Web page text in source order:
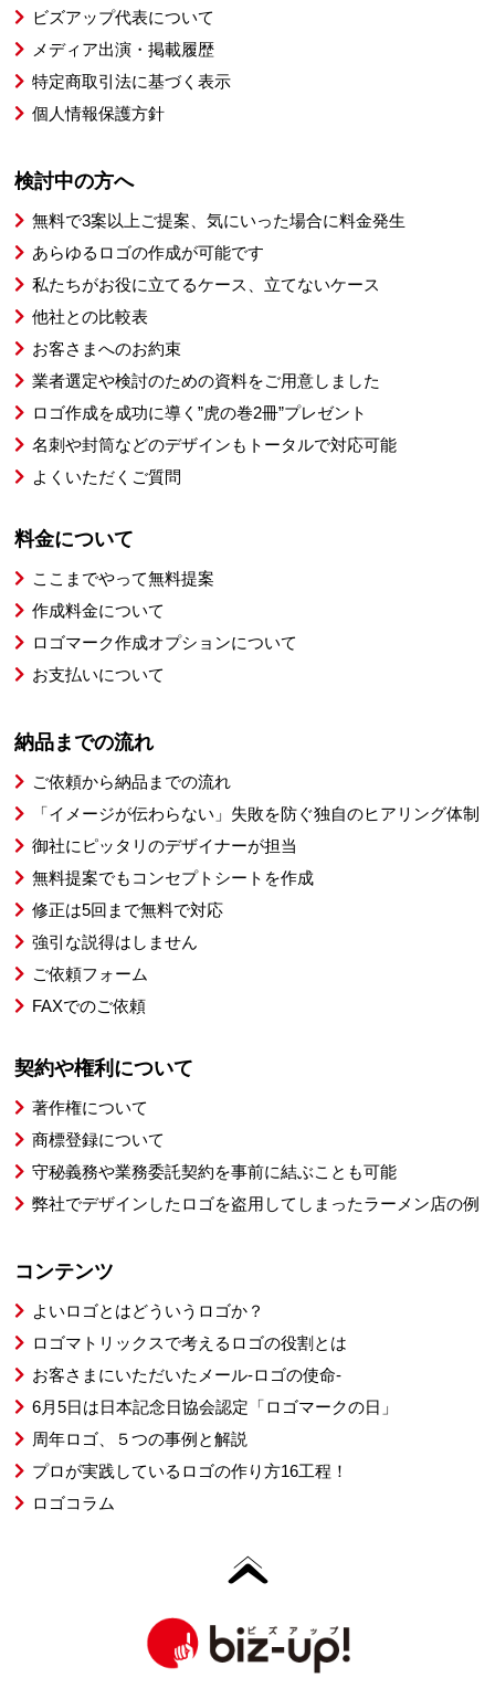
ビズアップ代表について
メディア出演・掲載履歴
特定商取引法に基づく表示
個人情報保護方針
検討中の方へ
無料で3案以上ご提案、気にいった場合に料金発生
あらゆるロゴの作成が可能です
私たちがお役に立てるケース、立てないケース
他社との比較表
お客さまへのお約束
業者選定や検討のための資料をご用意しました
ロゴ作成を成功に導く”虎の巻2冊”プレゼント
名刺や封筒などのデザインもトータルで対応可能
よくいただくご質問
料金について
ここまでやって無料提案
作成料金について
ロゴマーク作成オプションについて
お支払いについて
納品までの流れ
ご依頼から納品までの流れ
「イメージが伝わらない」失敗を防ぐ独自のヒアリング体制
御社にピッタリのデザイナーが担当
無料提案でもコンセプトシートを作成
修正は5回まで無料で対応
強引な説得はしません
ご依頼フォーム
FAXでのご依頼
契約や権利について
著作権について
商標登録について
守秘義務や業務委託契約を事前に結ぶことも可能
弊社でデザインしたロゴを盗用してしまったラーメン店の例
コンテンツ
よいロゴとはどういうロゴか？
ロゴマトリックスで考えるロゴの役割とは
お客さまにいただいたメール-ロゴの使命-
6月5日は日本記念日協会認定「ロゴマークの日」
周年ロゴ、５つの事例と解説
プロが実践しているロゴの作り方16工程！
ロゴコラム